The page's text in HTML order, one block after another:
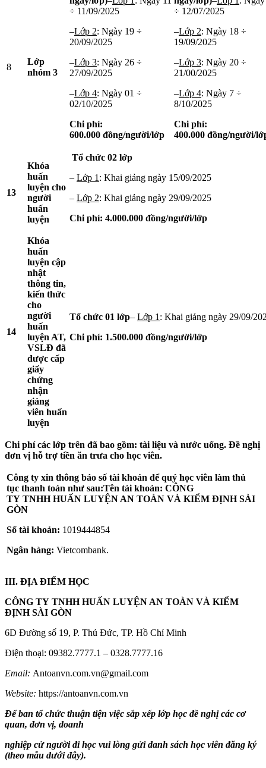
8
Lớp
nhóm 3
÷ 11/09/2025
–Lớp 2: Ngày 19 ÷
20/09/2025
–Lớp 3: Ngày 26 ÷
27/09/2025
–Lớp 4: Ngày 01 ÷
02/10/2025
Chi phí:
600.000 đồng/người/lớp
÷ 12/07/2025
–Lớp 2: Ngày 18 ÷
19/09/2025
–Lớp 3: Ngày 20 ÷
21/00/2025
–Lớp 4: Ngày 7 ÷
8/10/2025
Chi phí:
400.000 đồng/người/
13
Khóa
huấn
luyện cho
người
huấn
luyện
Tổ chức 02 lớp
– Lớp 1 : Khai giảng ngày 15/09/2025
– Lớp 2: Khai giảng ngày 29/09/2025
Chi phí: 4.000.000 đồng/người/lớp
14
Khóa
huấn
luyện cập
nhật
thông tin,
kiến thức
cho
người
huấn
luyện AT,
VSLĐ đã
được cấp
giấy
chứng
nhận
giảng
viên huấn
luyện
Tổ chức 01 lớp– Lớp 1 : Khai giảng ngày 29/09/
Chi phí: 1.500.000 đồng/người/lớp
Chi phí các lớp trên đã bao gồm: tài liệu và nước uống. Đề nghị
đơn vị hỗ trợ tiền ăn trưa cho học viên.
Công ty xin thông báo số tài khoản để quý học viên làm thủ
tục thanh toán như sau:Tên tài khoản: CÔNG
TY TNHHHUẤN LUYỆN AN TOÀN VÀ KIỂM ĐỊNH SÀI
GÒN
Số tài khoản: 1019444854
Ngân hàng: Vietcombank.
III. ĐỊA ĐIỂM HỌC
CÔNG TY TNHHHUẤN LUYỆN AN TOÀN VÀ KIỂM
ĐỊNH SÀI GÒN
6D Đường số 19, P. Thủ Đức, TP. Hồ Chí Minh
Điện thoại: 09382.7777.1 – 0328.7777.16
Email: Antoanvn.com.vn@gmail.com
Website: https://antoanvn.com.vn
Để ban tổ chức thuận tiện việc sắp xếp lớp học đề nghị các cơ
quan, đơn vị, doanh
nghiệp cử người đi học vui lòng gửi danh sách học viên đăng ký
(theo mẫu dưới đây).